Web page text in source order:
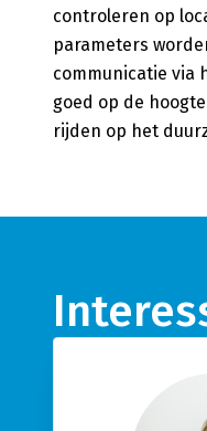
controleren op
parameters
communicatie via
goed op de
rijden op het